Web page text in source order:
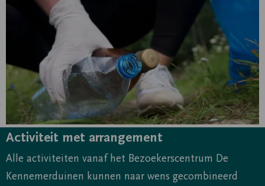
Activiteit met arrangement
Alle activiteiten vanaf het Bezoekerscentrum De
Kennemerduinen kunnen naar wens gecombineerd